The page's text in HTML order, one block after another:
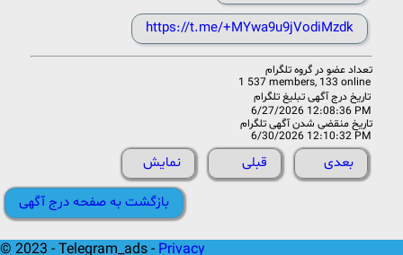
https://t.me/+MYwa9u9jVodiMzdk
تعداد عضو در گروه تلگرام
1 537 members, 133 online
تاریخ درج آگهی تبلیغ تلگرام
6/27/2026 12:08:36 PM
تاریخ منقضی شدن آگهی تلگرام
6/30/2026 12:10:32 PM
نمایش قبلی بعدی
بازگشت به صفحه درج آگهی
© 2023 - Telegram_ads - Privacy